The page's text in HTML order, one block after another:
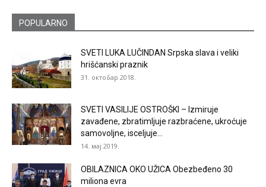
POPULARNO
SVETI LUKA LUČINDAN Srpska slava i veliki
hrišćanski praznik
31. октобар 2018.
SVETI VASILIJE OSTROŠKI – Izmiruje
zavađene, zbratimljuje razbraćene, ukroćuje
samovoljne, isceljuje...
14. мај 2019.
OBILAZNICA OKO UŽICA Obezbeđeno 30
miliona evra